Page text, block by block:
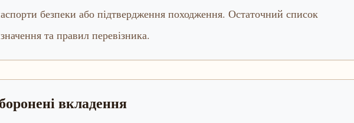
безпеки або підтвердження походження. Остаточний список
та правил перевізника.
вкладення